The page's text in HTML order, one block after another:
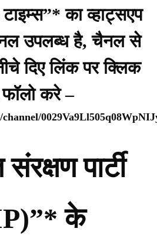
का व्हाट्सएप
उपलब्ध है, चैनल से
दिए लिंक पर क्लिक
करे –
पार्टी
के